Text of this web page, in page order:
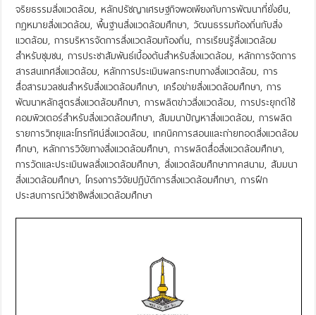
จริยธรรมสิ่งแวดล้อม, หลักปรัชญาเศรษฐกิจพอเพียงกับการพัฒนาที่ยั่งยืน,
กฎหมายสิ่งแวดล้อม, พื้นฐานสิ่งแวดล้อมศึกษา, วัฒนธรรมท้องถิ่นกับสิ่ง
แวดล้อม, การบริหารจัดการสิ่งแวดล้อมท้องถิ่น, การเรียนรู้สิ่งแวดล้อม
สำหรับชุมชน, การประชาสัมพันธ์เบื้องต้นสำหรับสิ่งแวดล้อม, หลักการจัดการ
สารสนเทศสิ่งแวดล้อม, หลักการประเมินผลกระทบทางสิ่งแวดล้อม, การ
สื่อสารมวลชนสำหรับสิ่งแวดล้อมศึกษา, เครือข่ายสิ่งแวดล้อมศึกษา, การ
พัฒนาหลักสูตรสิ่งแวดล้อมศึกษา, การผลิตข่าวสิ่งแวดล้อม, การประยุกต์ใช้
คอมพิวเตอร์สำหรับสิ่งแวดล้อมศึกษา, สัมมนาปัญหาสิ่งแวดล้อม, การผลิต
รายการวิทยุและโทรทัศน์สิ่งแวดล้อม, เทคนิคการสอนและถ่ายทอดสิ่งแวดล้อม
ศึกษา, หลักการวิจัยทางสิ่งแวดล้อมศึกษา, การผลิตสื่อสิ่งแวดล้อมศึกษา,
การวัดและประเมินผลสิ่งแวดล้อมศึกษา, สิ่งแวดล้อมศึกษาภาคสนาม, สัมมนา
สิ่งแวดล้อมศึกษา, โครงการวิจัยปฏิบัติการสิ่งแวดล้อมศึกษา, การฝึก
ประสบการณ์วิชาชีพสิ่งแวดล้อมศึกษา